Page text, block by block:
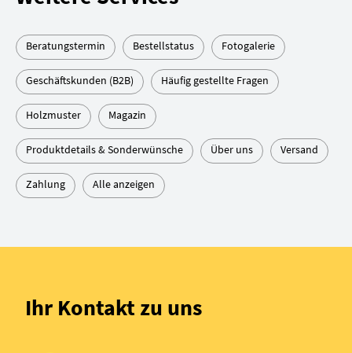
Beratungstermin Bestellstatus Fotogalerie
Geschäftskunden (B2B) Häufig gestellte Fragen
Holzmuster Magazin
Produktdetails & Sonderwünsche Über uns Versand
Zahlung Alle anzeigen
Ihr Kontakt zu uns